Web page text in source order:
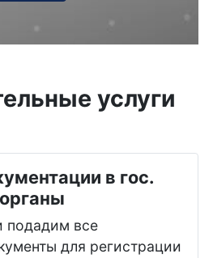
услуги
в гос.
органы
подадим все
для регистрации